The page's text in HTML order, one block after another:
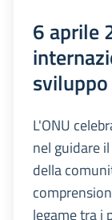
6 aprile
L'ONU
nel guidare
della
legame tra i